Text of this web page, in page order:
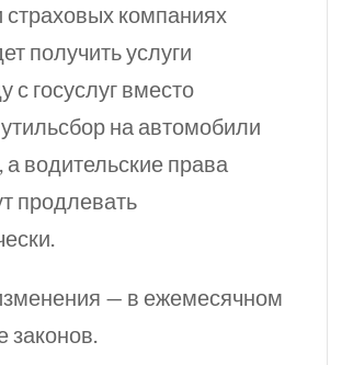
страховых компаниях
получить услуги
с госуслуг вместо
на автомобили
водительские права
продлевать
— в ежемесячном
законов.